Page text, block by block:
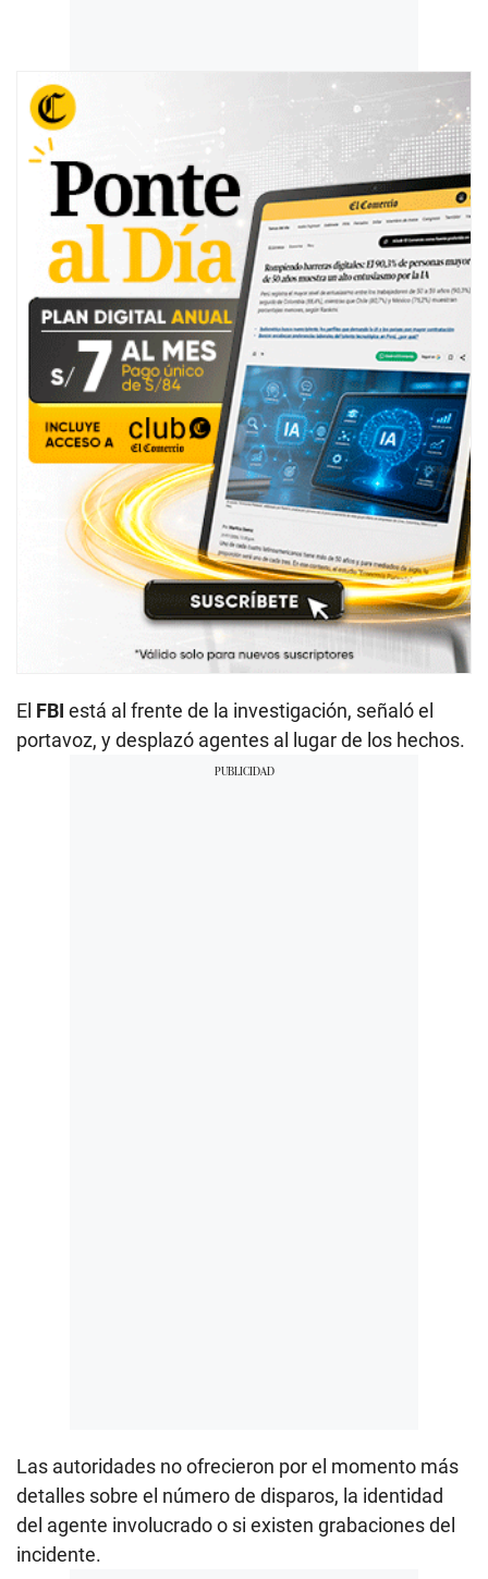
El FBI está al frente de la investigación, señaló el
portavoz, y desplazó agentes al lugar de los hechos.
Las autoridades no ofrecieron por el momento más
detalles sobre el número de disparos, la identidad
del agente involucrado o si existen grabaciones del
incidente.